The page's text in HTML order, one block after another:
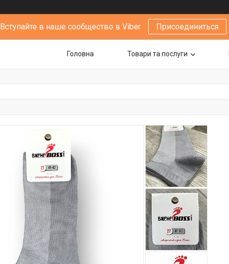
Вступайте в наше сообщество в Viber Присоединиться
Головна Товари та послуги